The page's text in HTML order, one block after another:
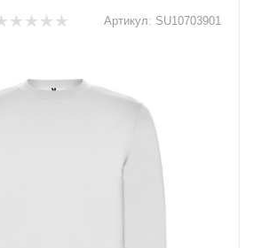
Артикул: SU10703901